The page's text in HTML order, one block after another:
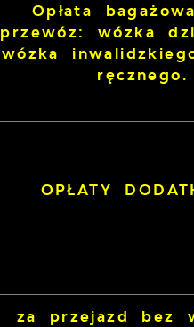
Opłata
przewóz: wózka
wózka
ręcznego.
OPŁATY
za przejazd bez